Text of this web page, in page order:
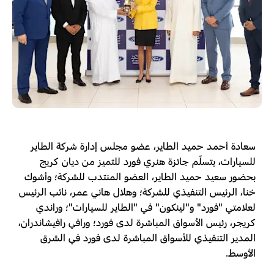
سعادة أحمد حميد الطاير، عضو مجلس إدارة شركة الطاير
للسيارات، يتسلّم جائزة هنري فورد للتميز من ديان كريج
بحضور سعيد حميد الطاير، العضو المنتدب للشركة؛ وأشوك
خنا، الرئيس التنفيذي للشركة؛ وهلال هاني عمر، نائب الرئيس
لعلامتي "فورد" و"لينكون" في "الطاير للسيارات"؛ وراندي
كريجر، رئيس الأسواق المباشرة لدى فورد؛ ورافي رافيشاندران،
المدير التنفيذي للأسواق المباشرة لدى فورد في الشرق
الأوسط.